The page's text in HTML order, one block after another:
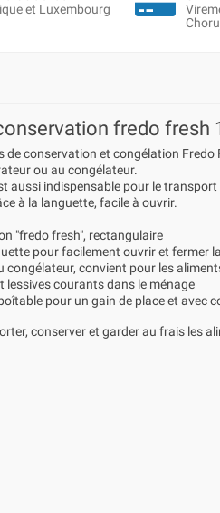
et Luxembourg
fredo fresh
de conservation et congélation
ou au congélateur.
aussi indispensable pour le
à la languette, facile à ouvrir.
"fredo fresh", rectangulaire
pour facilement ouvrir et fermer
congélateur, convient pour les
lessives courants dans le ménage
pour un gain de place et avec
conserver et garder au frais les